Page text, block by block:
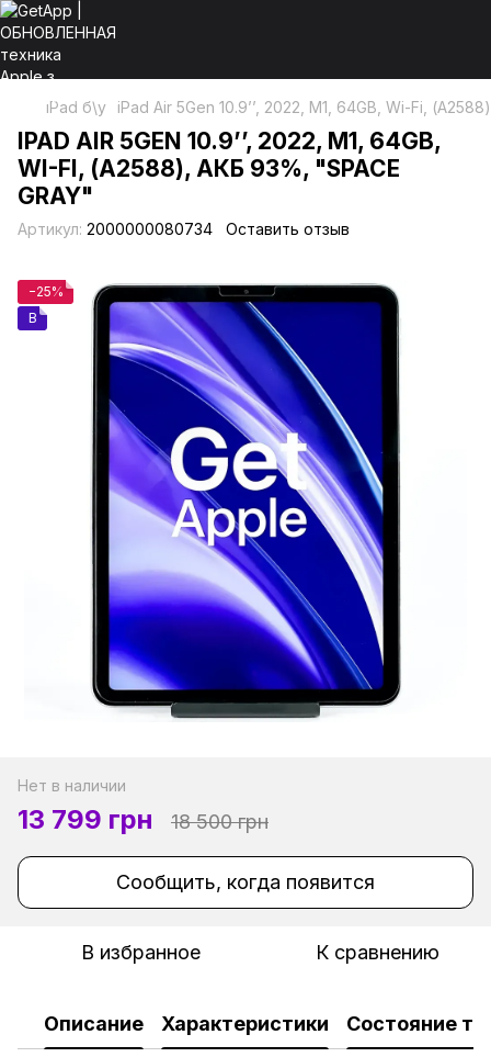
iPad б\у іPad Air 5Gen 10.9’’, 2022, М1, 64GB, Wi-Fi,
ІPAD AIR 5GEN 10.9’’, 2022, М1, 64GB,
WI-FI, (А2588), АКБ 93%, "SPACE
GRAY"
Артикул: 2000000080734 Оставить отзыв
−25%
B
Нет в наличии
13 799 грн 18 500 грн
Сообщить, когда появится
В избранное К сравнению
Описание Характеристики Состояние